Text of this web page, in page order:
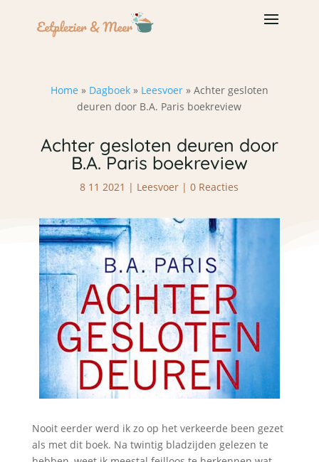
Home » Dagboek» Leesvoer» Achter gesloten
deuren door B.A. Paris boekreview
Achter gesloten deuren door
B.A. Paris boekreview
8 11 2021 | Leesvoer |0 Reacties
Nooit eerder werd ik zo op het verkeerde been gezet
als met dit boek. Na twintig bladzijden gelezen te